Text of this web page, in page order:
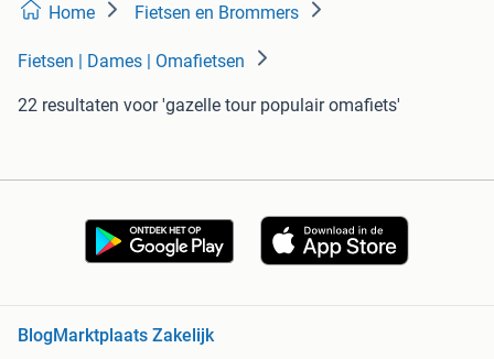
Home Fietsen en Brommers
Fietsen | Dames | Omafietsen
22 resultaten voor 'gazelle tour populair omafiets'
BlogMarktplaats Zakelijk